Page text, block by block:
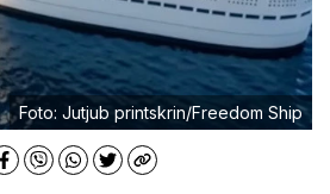
Foto: Jutjub printskrin/Freedom Ship